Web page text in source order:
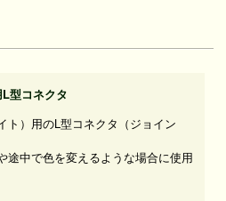
型コネクタ
ト）用のL型コネクタ（ジョイン
途中で色を変えるような場合に使用